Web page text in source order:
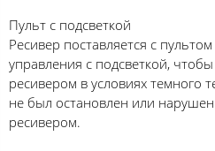
Пульт с подсветкой
Ресивер поставляется с
управления с подсветкой,
ресивером в условиях темного
не был остановлен или
ресивером.